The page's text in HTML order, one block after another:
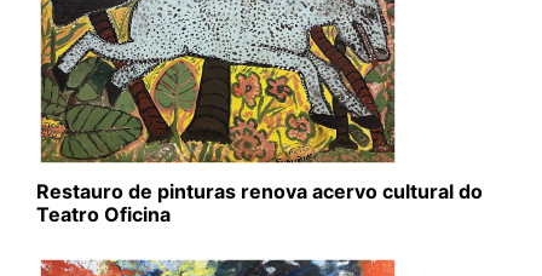
Restauro de pinturas renova acervo cultural do
Teatro Oficina